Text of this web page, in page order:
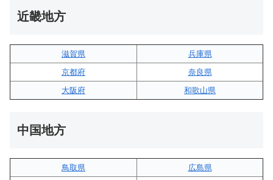
近畿地方
滋賀県
兵庫県
京都府
奈良県
大阪府
和歌山県
中国地方
鳥取県
広島県